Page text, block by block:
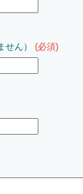
せん） (必須)